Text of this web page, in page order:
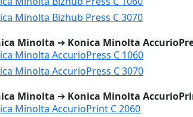
Minolta Bizhub Press C 3070
Minolta ➔ Konica Minolta
Minolta AccurioPress C 1060
Minolta AccurioPress C 3070
Minolta ➔ Konica Minolta
Minolta AccurioPrint C 2060